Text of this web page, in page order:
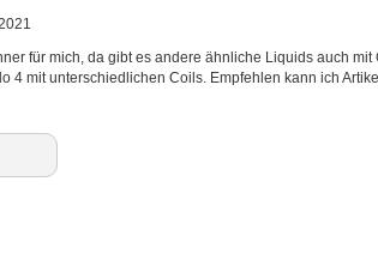
für mich, da gibt es andere ähnliche Liquids auch
4 mit unterschiedlichen Coils. Empfehlen kann ich